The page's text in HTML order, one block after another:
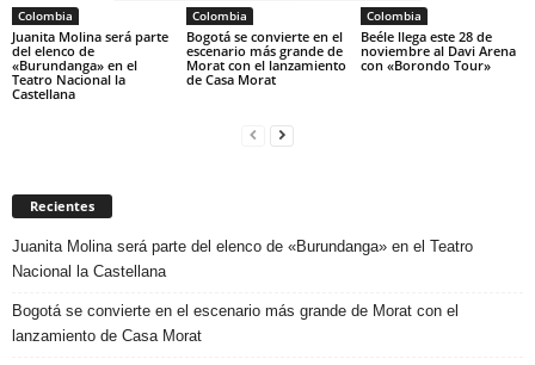
Colombia
Juanita Molina será parte
del elenco de
«Burundanga» en el
Teatro Nacional la
Castellana
Colombia
Bogotá se convierte en el
escenario más grande de
Morat con el lanzamiento
de Casa Morat
Colombia
Beéle llega este 28 de
noviembre al Davi Arena
con «Borondo Tour»
Recientes
Juanita Molina será parte del elenco de «Burundanga» en el Teatro
Nacional la Castellana
Bogotá se convierte en el escenario más grande de Morat con el
lanzamiento de Casa Morat